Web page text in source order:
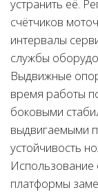
устранить её.
счётчиков
интервалы
службы
Выдвижные
время работы
боковыми
выдвигаемыми
устойчивость
платформы